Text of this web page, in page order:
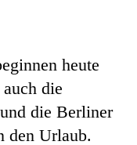
heute
die
die Berliner
den Urlaub.